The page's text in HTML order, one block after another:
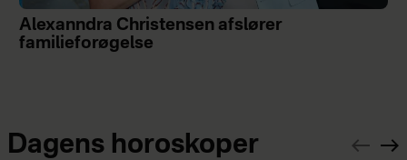
Alexanndra Christensen afslører
familieforøgelse
Dagens horoskoper